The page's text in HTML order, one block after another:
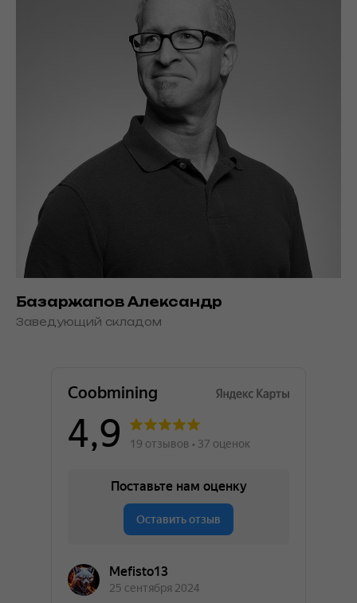
Базаржапов Александр
Заведующий складом